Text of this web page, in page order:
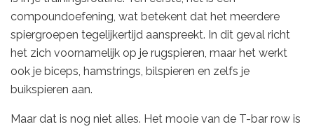
compoundoefening, wat betekent dat het meerdere
spiergroepen tegelijkertijd aanspreekt. In dit geval richt
het zich voornamelijk op je rugspieren, maar het werkt
ook je biceps, hamstrings, bilspieren en zelfs je
buikspieren aan.
Maar dat is nog niet alles. Het mooie van de T-bar row is